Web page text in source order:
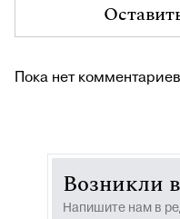
Пока нет комментариев
Возникли
Напишите нам в